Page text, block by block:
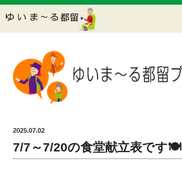
2025.07.02
7/7～7/20の食堂献立表です🍽